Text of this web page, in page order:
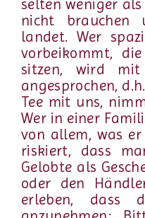
selten weniger
nicht brauchen
landet. Wer
vorbeikommt,
sitzen, wird mit
angesprochen,
Tee mit uns,
Wer in einer
von allem, was
riskiert, dass
Gelobte als
oder den
erleben, dass